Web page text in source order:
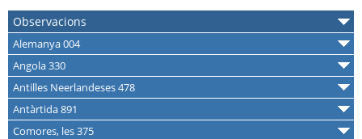
Observacions
Alemanya 004
Angola 330
Antilles Neerlandeses 478
Antàrtida 891
Comores, les 375